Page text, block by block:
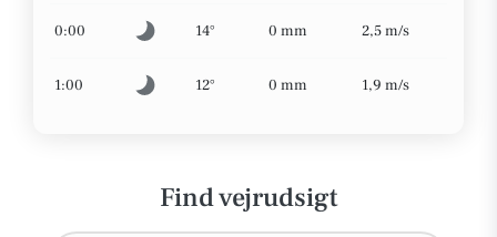
0:00 14° 0 mm 2,5 m/s
1:00 12° 0 mm 1,9 m/s
Find vejrudsigt